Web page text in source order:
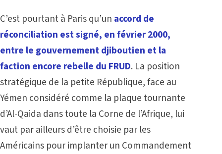
C’est pourtant à Paris qu’un accord de
réconciliation est signé, en février 2000,
entre le gouvernement djiboutien et la
faction encore rebelle du FRUD. La position
stratégique de la petite République, face au
Yémen considéré comme la plaque tournante
d’Al-Qaida dans toute la Corne de l’Afrique, lui
vaut par ailleurs d’être choisie par les
Américains pour implanter un Commandement